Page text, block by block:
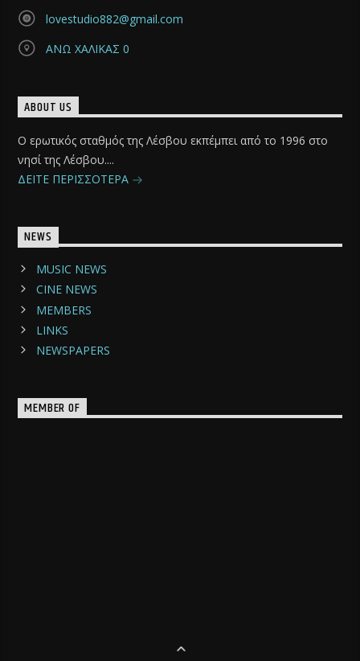
lovestudio882@gmail.com
ΑΝΩ ΧΑΛΙΚΑΣ 0
ABOUT US
Ο ερωτικός σταθμός της Λέσβου εκπέμπει από το 1996 στο
νησί της Λέσβου....
ΔΕΙΤΕ ΠΕΡΙΣΣΟΤΕΡΑ
NEWS
MUSIC NEWS
CINE NEWS
MEMBERS
LINKS
NEWSPAPERS
MEMBER OF